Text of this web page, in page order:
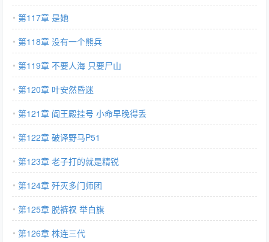
第117章 是她
第118章 没有一个熊兵
第119章 不要人海 只要尸山
第120章 叶安然昏迷
第121章 阎王殿挂号 小命早晚得丢
第122章 破译野马P51
第123章 老子打的就是精锐
第124章 歼灭多门师团
第125章 脱裤衩 举白旗
第126章 株连三代